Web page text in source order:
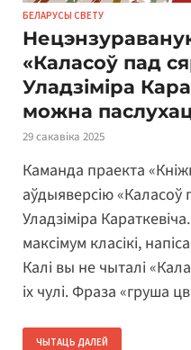
БЕЛАРУСЫ СВЕТУ
«Каласоў пад
Уладзіміра
можна
29 сакавіка 2025
Каманда праекта
аўдыяверсію «Каласоў
Уладзіміра
максімум класікі,
Калі вы не чыталі
іх чулі. Фраза «груша
ЧЫТАЦЬ ДАЛЕЙ